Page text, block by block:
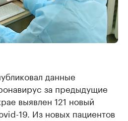
данные
за предыдущие
выявлен 121 новый
19. Из новых пациентов